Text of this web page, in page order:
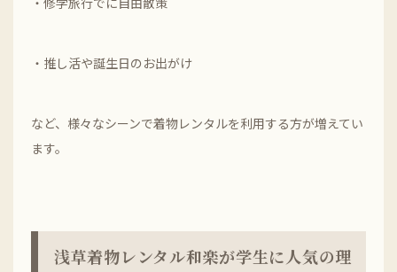
・推し活や誕生日のお出がけ
など、様々なシーンで着物レンタルを利用する方が増えてい
ます。
浅草着物レンタル和楽が学生に人気の理